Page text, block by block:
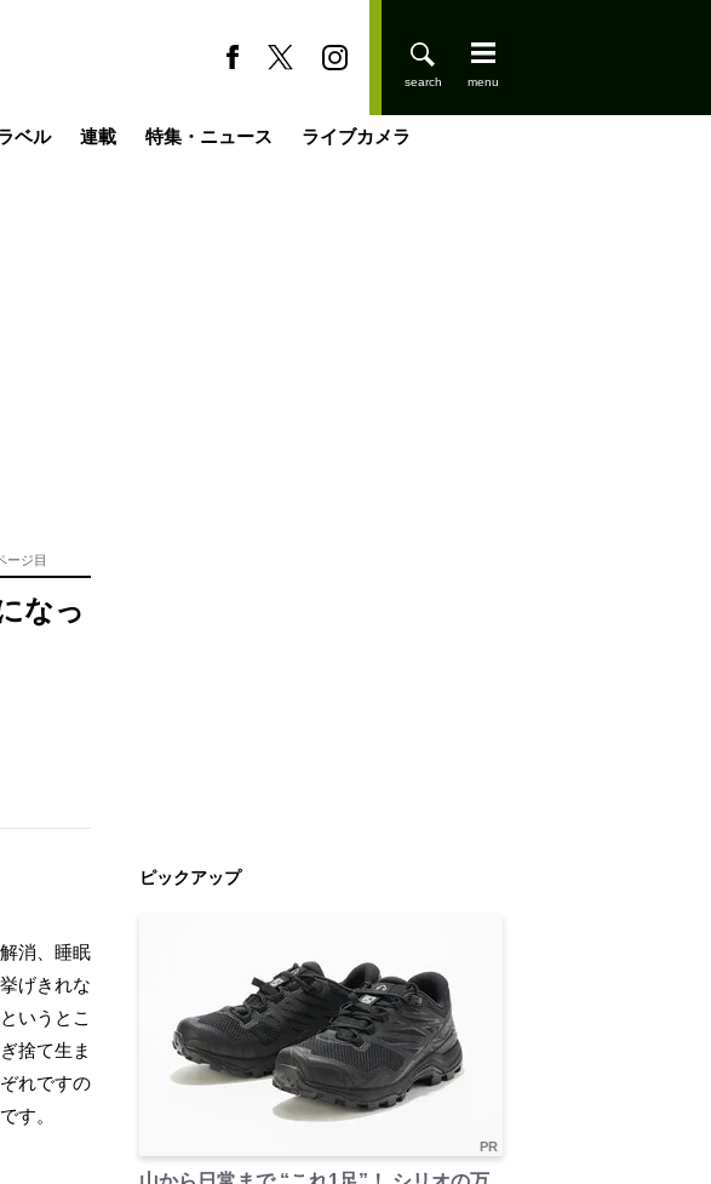
ベル 連載 特集・ニュース ライブカメラ
ージ目
なっ
消、睡眠
げきれな
いうとこ
捨て生ま
れですの
す。
ピックアップ
PR